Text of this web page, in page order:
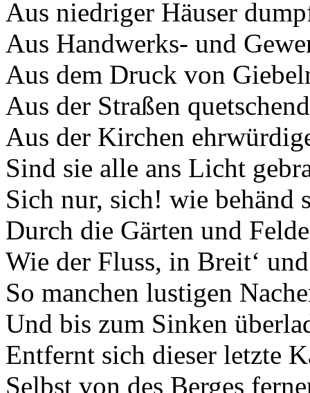
Aus niedriger Häuser
Aus Handwerks- und
Aus dem Druck von
Aus der Straßen
Aus der Kirchen
Sind sie alle ans Licht
Sich nur, sich! wie behänd
Durch die Gärten und
Wie der Fluss, in Breit‘
So manchen lustigen
Und bis zum Sinken
Entfernt sich dieser letzte
Selbst von des Berges